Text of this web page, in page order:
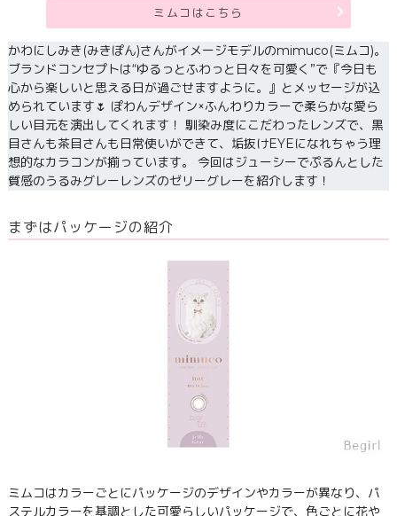
ミムコはこちら
かわにしみき(みきぽん)さんがイメージモデルのmimuco(ミムコ)。
ブランドコンセプトは“ゆるっとふわっと日々を可愛く”で『今日も
心から楽しいと思える日が過ごせますように。』とメッセージが込
められています🌷 ぽわんデザイン×ふんわりカラーで柔らかな愛ら
しい目元を演出してくれます！ 馴染み度にこだわったレンズで、黒
目さんも茶目さんも日常使いができて、垢抜けEYEになれちゃう理
想的なカラコンが揃っています。 今回はジューシーでぷるんとした
質感のうるみグレーレンズのゼリーグレーを紹介します！
まずはパッケージの紹介
ミムコはカラーごとにパッケージのデザインやカラーが異なり、パ
ステルカラーを基調とした可愛らしいパッケージで、色ごとに花や